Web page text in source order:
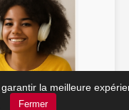
Soline ♫
la meilleure
Fermer